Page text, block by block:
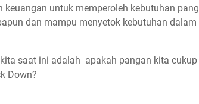
keuangan untuk memperoleh kebutuhan
dan mampu menyetok kebutuhan
saat ini adalah apakah pangan kita
Down?